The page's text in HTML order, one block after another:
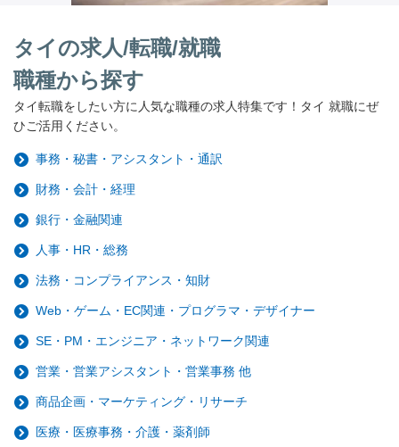
タイの求人/転職/就職
職種から探す
タイ転職をしたい方に人気な職種の求人特集です！タイ 就職にぜ
ひご活用ください。
事務・秘書・アシスタント・通訳
財務・会計・経理
銀行・金融関連
人事・HR・総務
法務・コンプライアンス・知財
Web・ゲーム・EC関連・プログラマ・デザイナー
SE・PM・エンジニア・ネットワーク関連
営業・営業アシスタント・営業事務 他
商品企画・マーケティング・リサーチ
医療・医療事務・介護・薬剤師